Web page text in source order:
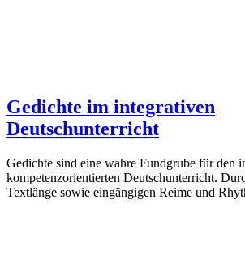
Gedichte im integrativen
Deutschunterricht
Gedichte sind eine wahre Fundgrube für den
kompetenzorientierten Deutschunterricht.
Textlänge sowie eingängigen Reime und